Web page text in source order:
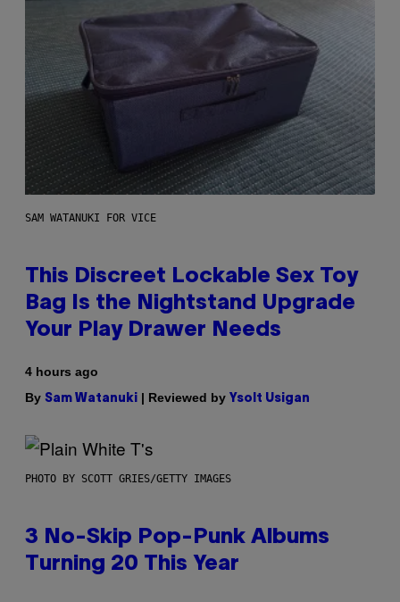
SAM WATANUKI FOR VICE
This Discreet Lockable Sex Toy
Bag Is the Nightstand Upgrade
Your Play Drawer Needs
4 hours ago
By Sam Watanuki | Reviewed by Ysolt Usigan
PHOTO BY SCOTT GRIES/GETTY IMAGES
3 No-Skip Pop-Punk Albums
Turning 20 This Year